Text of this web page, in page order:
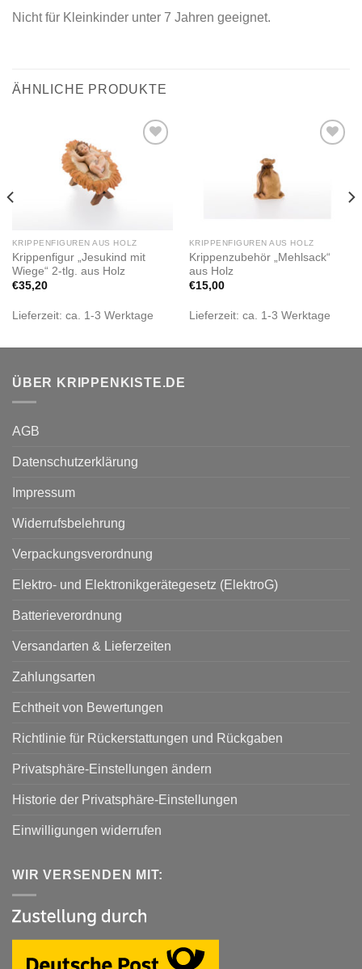
Nicht für Kleinkinder unter 7 Jahren geeignet.
ÄHNLICHE PRODUKTE
Wunschliste
hinzufügen
KRIPPENFIGUREN AUS HOLZ
Krippenfigur „Jesukind mit
Wiege“ 2-tlg. aus Holz
€35,20
Lieferzeit: ca. 1-3 Werktage
KRIPPENFIGUREN AUS HOLZ
Krippenzubehör „Mehlsack“
aus Holz
€15,00
Lieferzeit: ca. 1-3 Werktage
ÜBER KRIPPENKISTE.DE
AGB
Datenschutzerklärung
Impressum
Widerrufsbelehrung
Verpackungsverordnung
Elektro- und Elektronikgerätegesetz (ElektroG)
Batterieverordnung
Versandarten & Lieferzeiten
Zahlungsarten
Echtheit von Bewertungen
Richtlinie für Rückerstattungen und Rückgaben
Privatsphäre-Einstellungen ändern
Historie der Privatsphäre-Einstellungen
Einwilligungen widerrufen
WIR VERSENDEN MIT: